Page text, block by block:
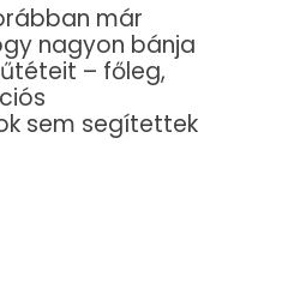
már
nagyon bánja
– főleg,
sem segítettek